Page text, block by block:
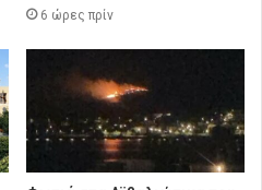
6 ώρες πρίν